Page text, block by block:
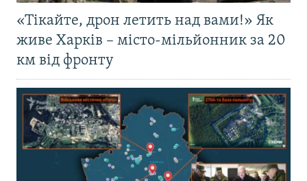
«Тікайте, дрон летить над вами!» Як
живе Харків – місто-мільйонник за 20
км від фронту